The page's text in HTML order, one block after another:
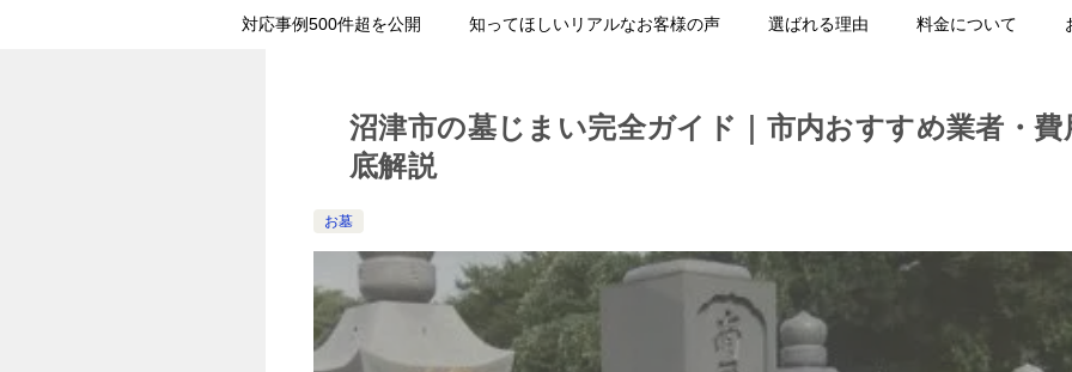
対応事例500件超を公開 知ってほしいリアルなお客様の声 選ばれる理由 料金について
沼津市の墓じまい完全ガイド｜市内おすすめ業者・費
底解説
お墓